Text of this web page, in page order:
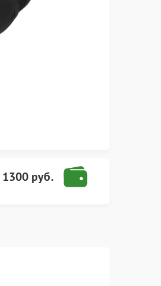
1300 руб.